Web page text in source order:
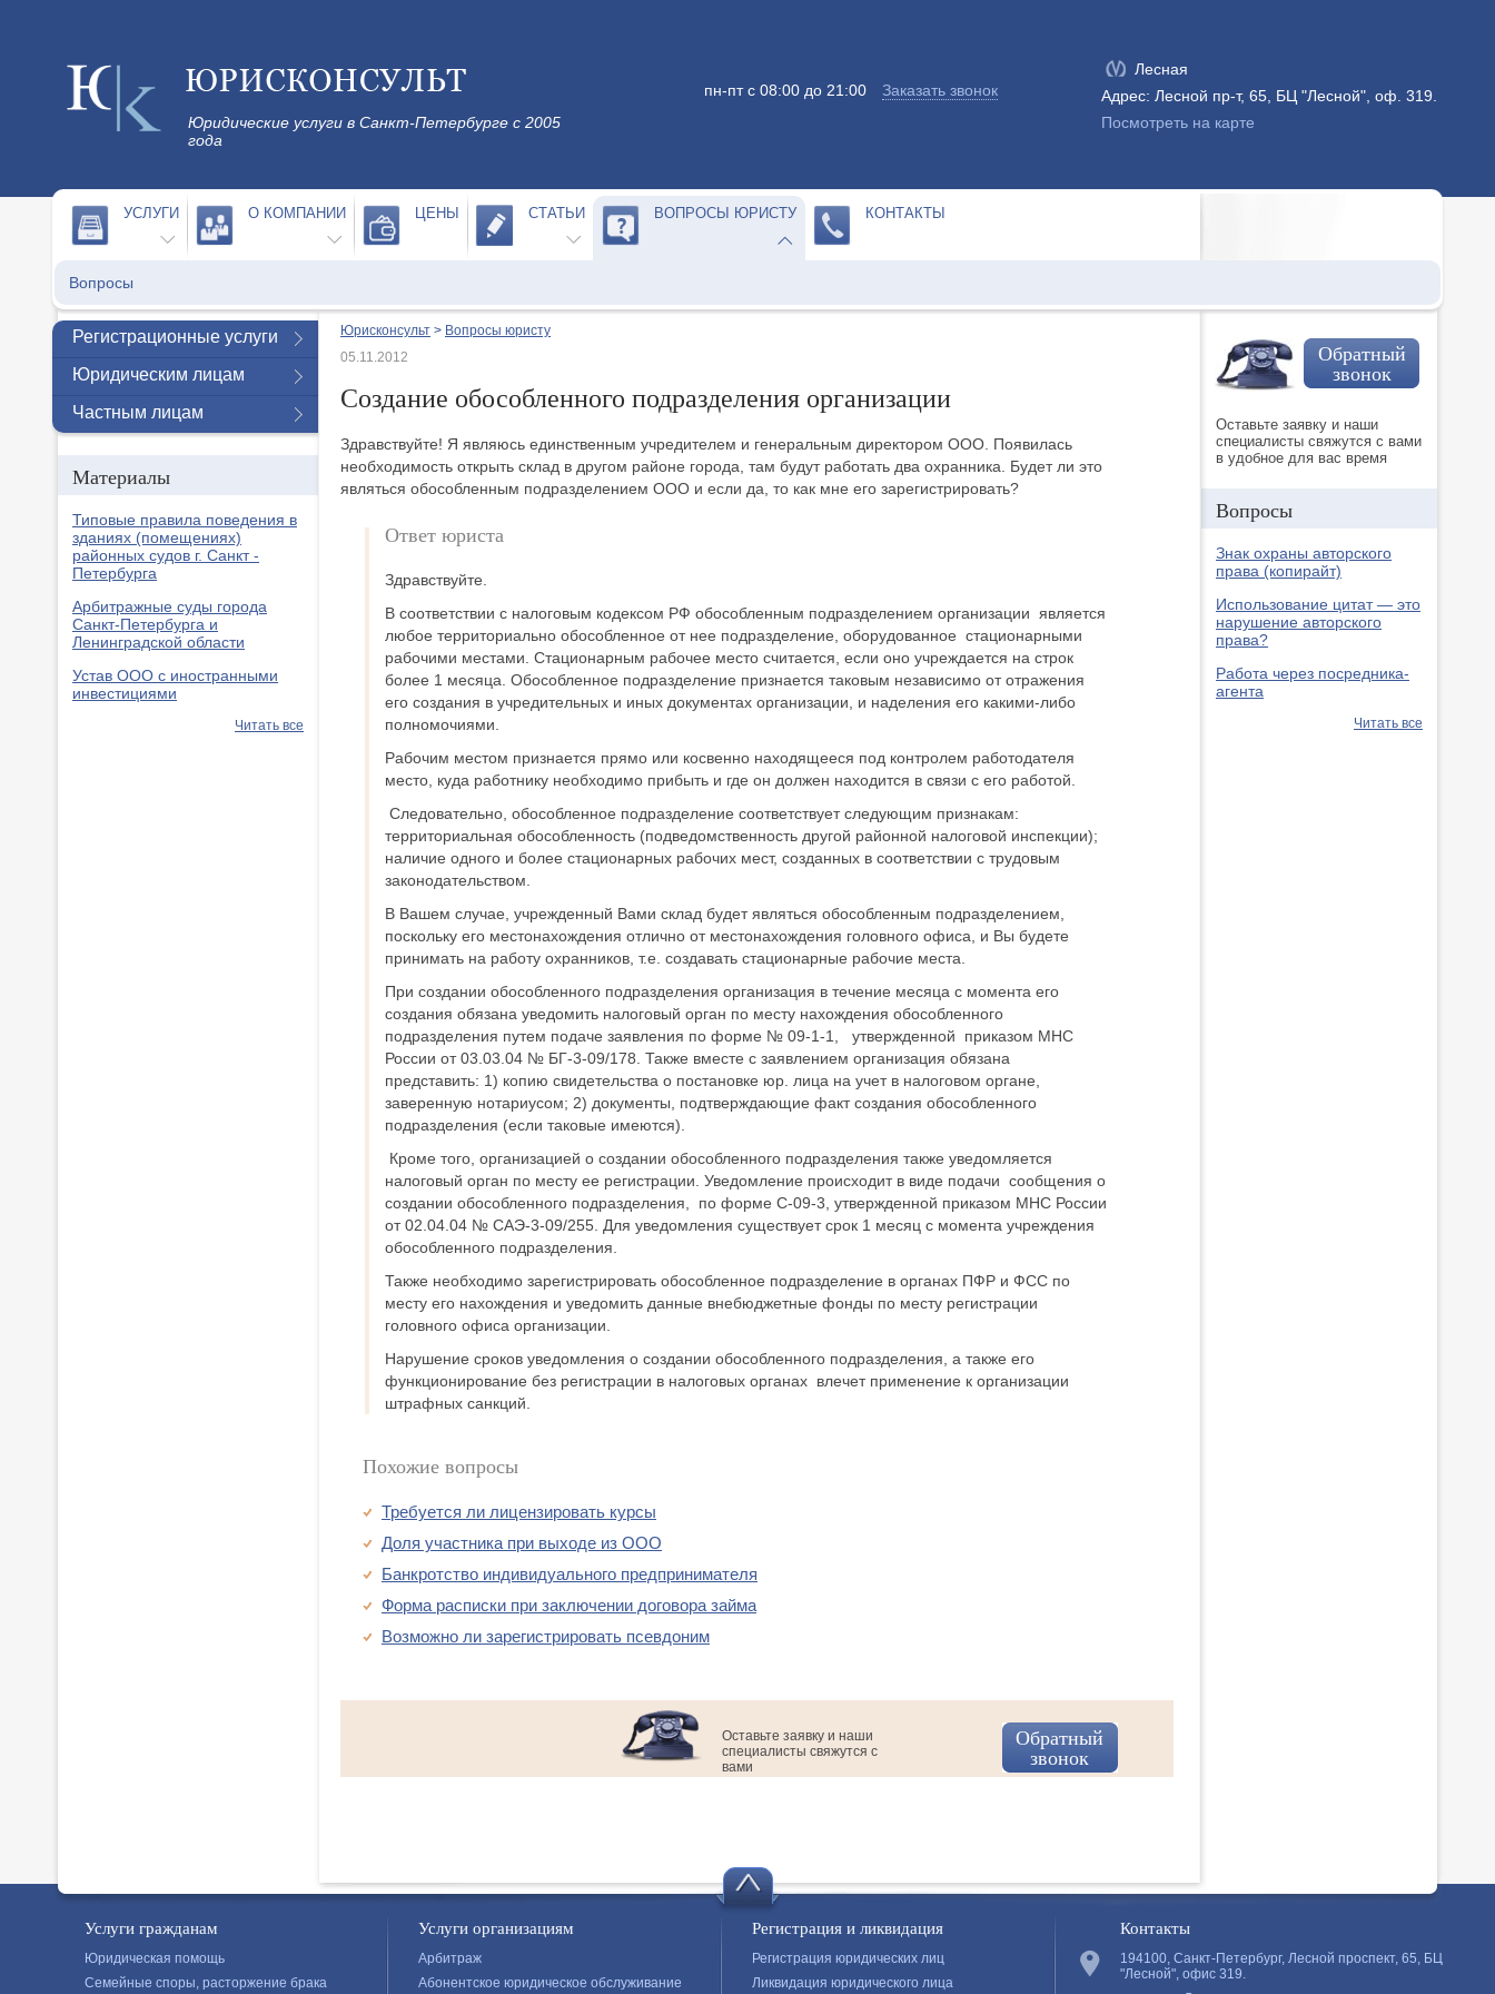
Юридические услуги в Санкт-Петербурге с 2005
года
пн-пт с 08:00 до 21:00 Заказать звонок
Лесная
Адрес: Лесной пр-т, 65, БЦ "Лесной", оф. 319.
Посмотреть на карте
УСЛУГИ О КОМПАНИИ ЦЕНЫ СТАТЬИ ВОПРОСЫ ЮРИСТУ КОНТАКТЫ
Вопросы
Юрисконсульт > Вопросы юристу
05.11.2012
Создание обособленного подразделения организации
Здравствуйте! Я являюсь единственным учредителем и генеральным директором ООО. Появилась
необходимость открыть склад в другом районе города, там будут работать два охранника. Будет ли это
являться обособленным подразделением ООО и если да, то как мне его зарегистрировать?
Ответ юриста
Здравствуйте.
В соответствии с налоговым кодексом РФ обособленным подразделением организации является
любое территориально обособленное от нее подразделение, оборудованное стационарными
рабочими местами. Стационарным рабочее место считается, если оно учреждается на строк
более 1 месяца. Обособленное подразделение признается таковым независимо от отражения
его создания в учредительных и иных документах организации, и наделения его какими-либо
полномочиями.
Рабочим местом признается прямо или косвенно находящееся под контролем работодателя
место, куда работнику необходимо прибыть и где он должен находится в связи с его работой.
Следовательно, обособленное подразделение соответствует следующим признакам:
территориальная обособленность (подведомственность другой районной налоговой инспекции);
наличие одного и более стационарных рабочих мест, созданных в соответствии с трудовым
законодательством.
В Вашем случае, учрежденный Вами склад будет являться обособленным подразделением,
поскольку его местонахождения отлично от местонахождения головного офиса, и Вы будете
принимать на работу охранников, т.е. создавать стационарные рабочие места.
При создании обособленного подразделения организация в течение месяца с момента его
создания обязана уведомить налоговый орган по месту нахождения обособленного
подразделения путем подаче заявления по форме № 09-1-1, утвержденной приказом МНС
России от 03.03.04 № БГ-3-09/178. Также вместе с заявлением организация обязана
представить: 1) копию свидетельства о постановке юр. лица на учет в налоговом органе,
заверенную нотариусом; 2) документы, подтверждающие факт создания обособленного
подразделения (если таковые имеются).
Кроме того, организацией о создании обособленного подразделения также уведомляется
налоговый орган по месту ее регистрации. Уведомление происходит в виде подачи сообщения о
создании обособленного подразделения, по форме С-09-3, утвержденной приказом МНС России
от 02.04.04 № САЭ-3-09/255. Для уведомления существует срок 1 месяц с момента учреждения
обособленного подразделения.
Также необходимо зарегистрировать обособленное подразделение в органах ПФР и ФСС по
месту его нахождения и уведомить данные внебюджетные фонды по месту регистрации
головного офиса организации.
Нарушение сроков уведомления о создании обособленного подразделения, а также его
функционирование без регистрации в налоговых органах влечет применение к организации
штрафных санкций.
Похожие вопросы
Требуется ли лицензировать курсы
Доля участника при выходе из ООО
Банкротство индивидуального предпринимателя
Форма расписки при заключении договора займа
Возможно ли зарегистрировать псевдоним
Оставьте заявку и наши
специалисты свяжутся с
вами
Обратный
звонок
Регистрационные услуги
Юридическим лицам
Частным лицам
Материалы
Типовые правила поведения в
зданиях (помещениях)
районных судов г. Санкт -
Петербурга
Арбитражные суды города
Санкт-Петербурга и
Ленинградской области
Устав ООО с иностранными
инвестициями
Читать все
Обратный
звонок
Оставьте заявку и наши
специалисты свяжутся с вами
в удобное для вас время
Вопросы
Знак охраны авторского
права (копирайт)
Использование цитат — это
нарушение авторского
права?
Работа через посредника-
агента
Читать все
Услуги гражданам
Юридическая помощь
Семейные споры, расторжение брака
Услуги организациям
Арбитраж
Абонентское юридическое обслуживание
Регистрация и ликвидация
Регистрация юридических лиц
Ликвидация юридического лица
Контакты
194100, Санкт-Петербург, Лесной проспект, 65, БЦ
"Лесной", офис 319.